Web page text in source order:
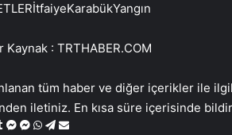
Kaynak : TRTHABER.COM
tüm haber ve diğer içerikler ile
iletiniz. En kısa süre içerisinde
Tumblr
Messenger
Messenger
WhatsApp
Telegram
Email'den